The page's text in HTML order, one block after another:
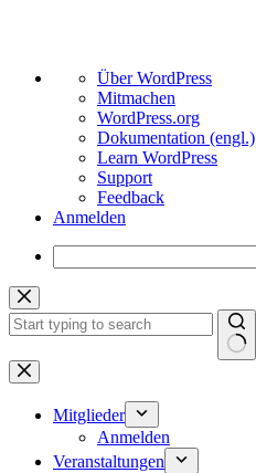
Über
WordPress
Über WordPress
Mitmachen
WordPress.org
Dokumentation (engl.)
Learn WordPress
Support
Feedback
Anmelden
Zum
Inhalt
springen
Keine
Ergebnisse
Mitglieder
Anmelden
Veranstaltungen